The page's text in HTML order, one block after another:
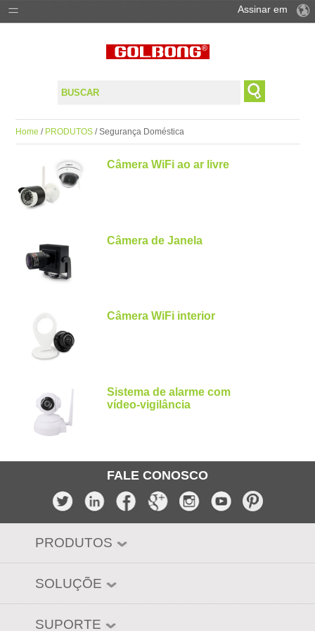
SUPORTE
Assinar em
Home / PRODUTOS / Segurança Doméstica
Câmera WiFi ao ar livre
Câmera de Janela
Câmera WiFi interior
Sistema de alarme com
vídeo-vigilância
FALE CONOSCO
PRODUTOS
SOLUÇÕE
SUPORTE